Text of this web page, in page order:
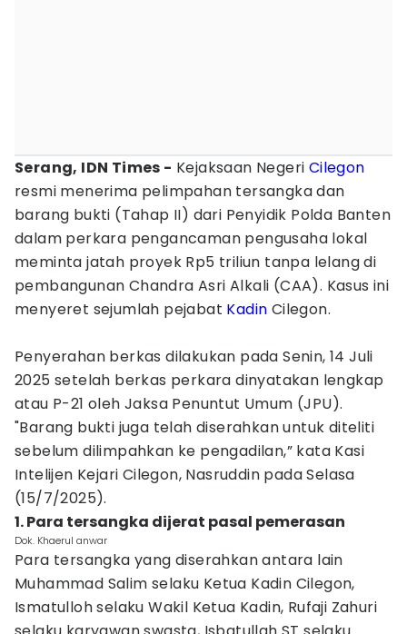
Serang, IDN Times - Kejaksaan Negeri Cilegon
resmi menerima pelimpahan tersangka dan
barang bukti (Tahap II) dari Penyidik Polda Banten
dalam perkara pengancaman pengusaha lokal
meminta jatah proyek Rp5 triliun tanpa lelang di
pembangunan Chandra Asri Alkali (CAA). Kasus ini
menyeret sejumlah pejabat Kadin Cilegon.
Penyerahan berkas dilakukan pada Senin, 14 Juli
2025 setelah berkas perkara dinyatakan lengkap
atau P-21 oleh Jaksa Penuntut Umum (JPU).
"Barang bukti juga telah diserahkan untuk diteliti
sebelum dilimpahkan ke pengadilan,” kata Kasi
Intelijen Kejari Cilegon, Nasruddin pada Selasa
(15/7/2025).
1. Para tersangka dijerat pasal pemerasan
Dok. Khaerul anwar
Para tersangka yang diserahkan antara lain
Muhammad Salim selaku Ketua Kadin Cilegon,
Ismatulloh selaku Wakil Ketua Kadin, Rufaji Zahuri